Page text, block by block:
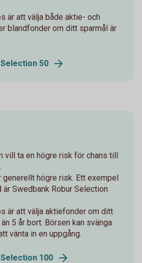
är att välja både aktie- och
blandfonder om ditt sparmål är
50
vill ta en högre risk för chans till
generellt högre risk. Ett exempel
Swedbank Robur Selection
är att välja aktiefonder om ditt
5 år bort. Börsen kan svänga
vänta in en uppgång.
100